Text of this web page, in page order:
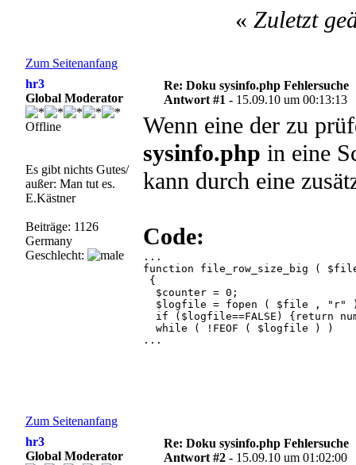
Zum Seitenanfang
« Zuletzt
hr3
Global Moderator
Offline
Es gibt nichts Gutes/
außer: Man tut es.
E.Kästner
Beiträge: 1126
Germany
Geschlecht:
Re: Doku sysinfo.php Fehlersuche
Antwort #1 - 15.09.10 um 00:13:13
Wenn eine der zu
sysinfo.php in eine
kann durch eine
Code:
...
function file_row_size_big (
{
$counter = 0;
if ($logfile==FALSE) {return
while ( !FEOF ( $logfile ) )
...
Zum Seitenanfang
hr3
Global Moderator
Re: Doku sysinfo.php Fehlersuche
Antwort #2 - 15.09.10 um 01:02:00